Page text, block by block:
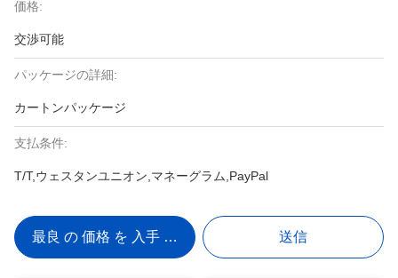
価格:
交渉可能
パッケージの詳細:
カートンパッケージ
支払条件:
T/T,ウェスタンユニオン,マネーグラム,PayPal
最良 の 価格 を 入手 する 送信